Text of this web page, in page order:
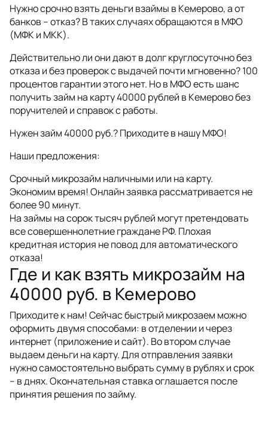
Нужно срочно взять деньги взаймы в Кемерово, а от
банков – отказ? В таких случаях обращаются в МФО
(МФК и МКК).
Действительно ли они дают в долг круглосуточно без
отказа и без проверок с выдачей почти мгновенно? 100
процентов гарантии этого нет. Но в МФО есть шанс
получить займ на карту 40000 рублей в Кемерово без
поручителей и справок с работы.
Нужен займ 40000 руб.? Приходите в нашу МФО!
Наши предложения:
Срочный микрозайм наличными или на карту.
Экономим время! Онлайн заявка рассматривается не
более 90 минут.
На займы на сорок тысяч рублей могут претендовать
все совершеннолетние граждане РФ. Плохая
кредитная история не повод для автоматического
отказа!
Где и как взять микрозайм на
40000 руб. в Кемерово
Приходите к нам! Сейчас быстрый микрозаем можно
оформить двумя способами: в отделении и через
интернет (приложение и сайт). Во втором случае
выдаем деньги на карту. Для отправления заявки
нужно самостоятельно выбрать сумму в рублях и срок
– в днях. Окончательная ставка оглашается после
принятия решения по займу.